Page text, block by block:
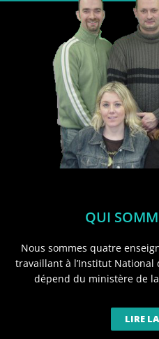
QUI
Nous sommes quatre
travaillant à l’Institut National
dépend du ministère de
LIRE